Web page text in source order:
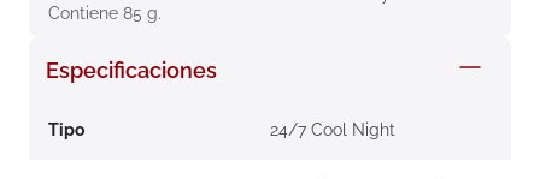
Contiene 85 g.
Especificaciones
Tipo 24/7 Cool Night